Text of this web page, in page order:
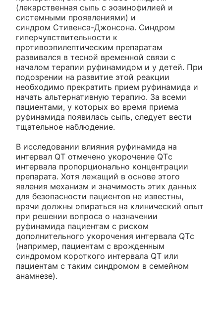
(лекарственная сыпь с эозинофилией и
системными проявлениями) и
синдром Стивенса-Джонсона. Синдром
гиперчувствительности к
противоэпилептическим препаратам
развивался в тесной временной связи с
началом терапии руфинамидом и у детей. При
подозрении на развитие этой реакции
необходимо прекратить прием руфинамида и
начать альтернативную терапию. За всеми
пациентами, у которых во время приема
руфинамида появилась сыпь, следует вести
тщательное наблюдение.
В исследовании влияния руфинамида на
интервал QT отмечено укорочение QTс
интервала пропорционально концентрации
препарата. Хотя лежащий в основе этого
явления механизм и значимость этих данных
для безопасности пациентов не известны,
врачи должны опираться на клинический опыт
при решении вопроса о назначении
руфинамида пациентам с риском
дополнительного укорочения интервала QTс
(например, пациентам с врожденным
синдромом короткого интервала QT или
пациентам с таким синдромом в семейном
анамнезе).